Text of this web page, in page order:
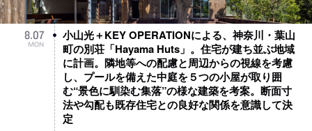
8.07
MON
小山光＋KEY OPERATIONによる、神奈川・葉山
町の別荘「Hayama Huts」。住宅が建ち並ぶ地域
に計画。隣地等への配慮と周辺からの視線を考慮
し、プールを備えた中庭を５つの小屋が取り囲
む“景色に馴染む集落”の様な建築を考案。断面寸
法や勾配も既存住宅との良好な関係を意識して決
定